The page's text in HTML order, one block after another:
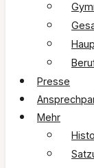
Presse
Mehr